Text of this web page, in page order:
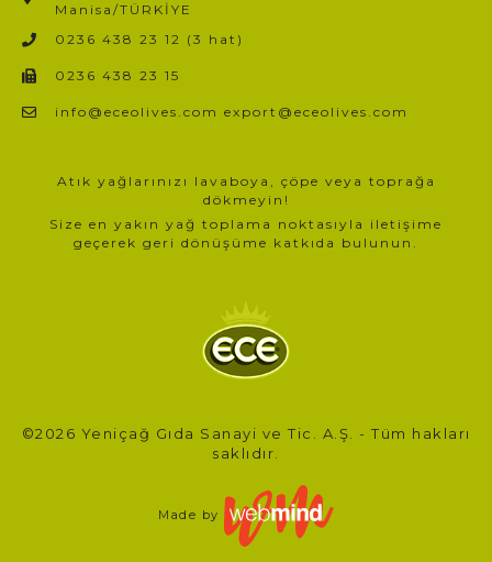
Manisa/TÜRKİYE​
0236 438 23 12 (3 hat)
0236 438 23 15
info@eceolives.com export@eceolives.com
Atık yağlarınızı lavaboya, çöpe veya toprağa
dökmeyin!
Size en yakın yağ toplama noktasıyla iletişime
geçerek geri dönüşüme katkıda bulunun.
©2026 Yeniçağ Gıda Sanayi ve Tic. A.Ş. - Tüm hakları
saklıdır.
Made by